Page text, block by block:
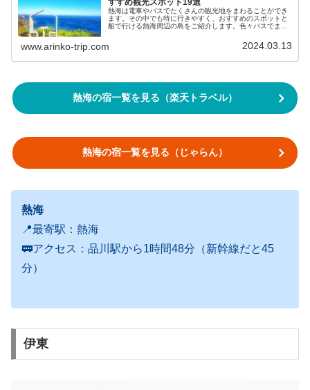
すすめ観光スポット19選
熱海は電車やバスでたくさんの観光地をまわることができ
ます。その中でも特に行きやすく、おすすめのスポットと
船で行ける熱海周辺の島をご紹介します。色々バスでまわ
www.arinko-trip.com 2024.03.13
熱海の宿一覧を見る（楽天トラベル）
熱海の宿一覧を見る（じゃらん）
熱海
📍最寄駅：熱海
🚃アクセス：品川駅から1時間48分（新幹線だと45
分）
伊東